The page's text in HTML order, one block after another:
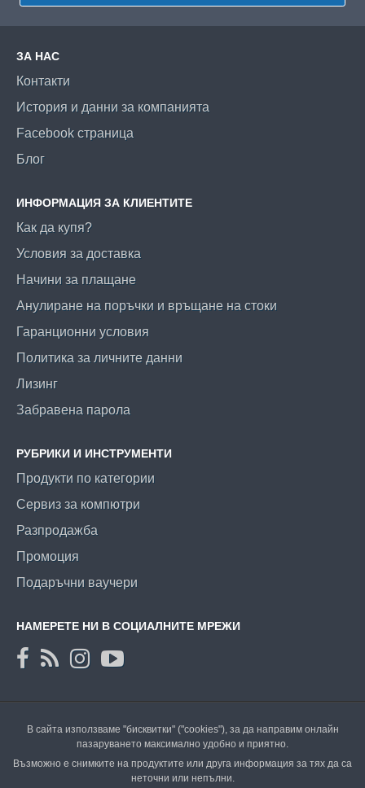
ЗА НАС
Контакти
История и данни за компанията
Facebook страница
Блог
ИНФОРМАЦИЯ ЗА КЛИЕНТИТЕ
Как да купя?
Условия за доставка
Начини за плащане
Анулиране на поръчки и връщане на стоки
Гаранционни условия
Политика за личните данни
Лизинг
Забравена парола
РУБРИКИ И ИНСТРУМЕНТИ
Продукти по категории
Сервиз за компютри
Разпродажба
Промоция
Подаръчни ваучери
НАМЕРЕТЕ НИ В СОЦИАЛНИТЕ МРЕЖИ
В сайта използваме "бисквитки" ("cookies"), за да направим онлайн
пазаруването максимално удобно и приятно.
Възможно е снимките на продуктите или друга информация за тях да са
неточни или непълни.